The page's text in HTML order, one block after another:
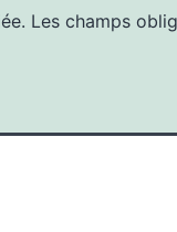
Les champs